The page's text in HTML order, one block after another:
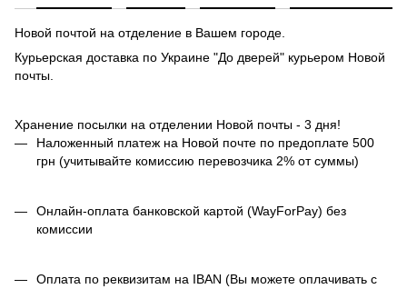
Новой почтой на отделение в Вашем городе.
Курьерская доставка по Украине "До дверей" курьером Новой
почты.
Хранение посылки на отделении Новой почты - 3 дня!
Наложенный платеж на Новой почте по предоплате 500
грн (учитывайте комиссию перевозчика 2% от суммы)
Онлайн-оплата банковской картой (WayForPay) без
комиссии
Оплата по реквизитам на IBAN (Вы можете оплачивать с